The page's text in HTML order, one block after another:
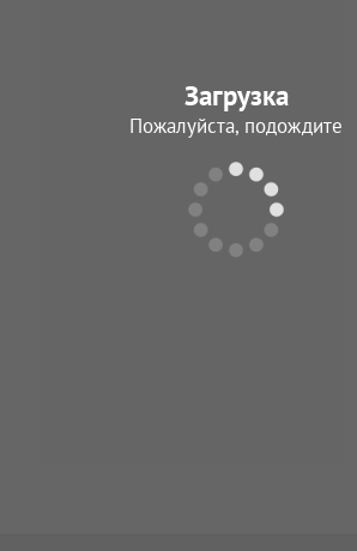
Загрузка
Пожалуйста, подождите